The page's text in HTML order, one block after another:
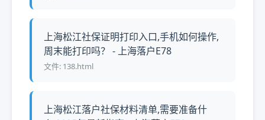
上海松江社保证明打印入口,手机如何操作,
周末能打印吗？ - 上海落户E78
文件: 138.html
上海松江落户社保材料清单,需要准备什